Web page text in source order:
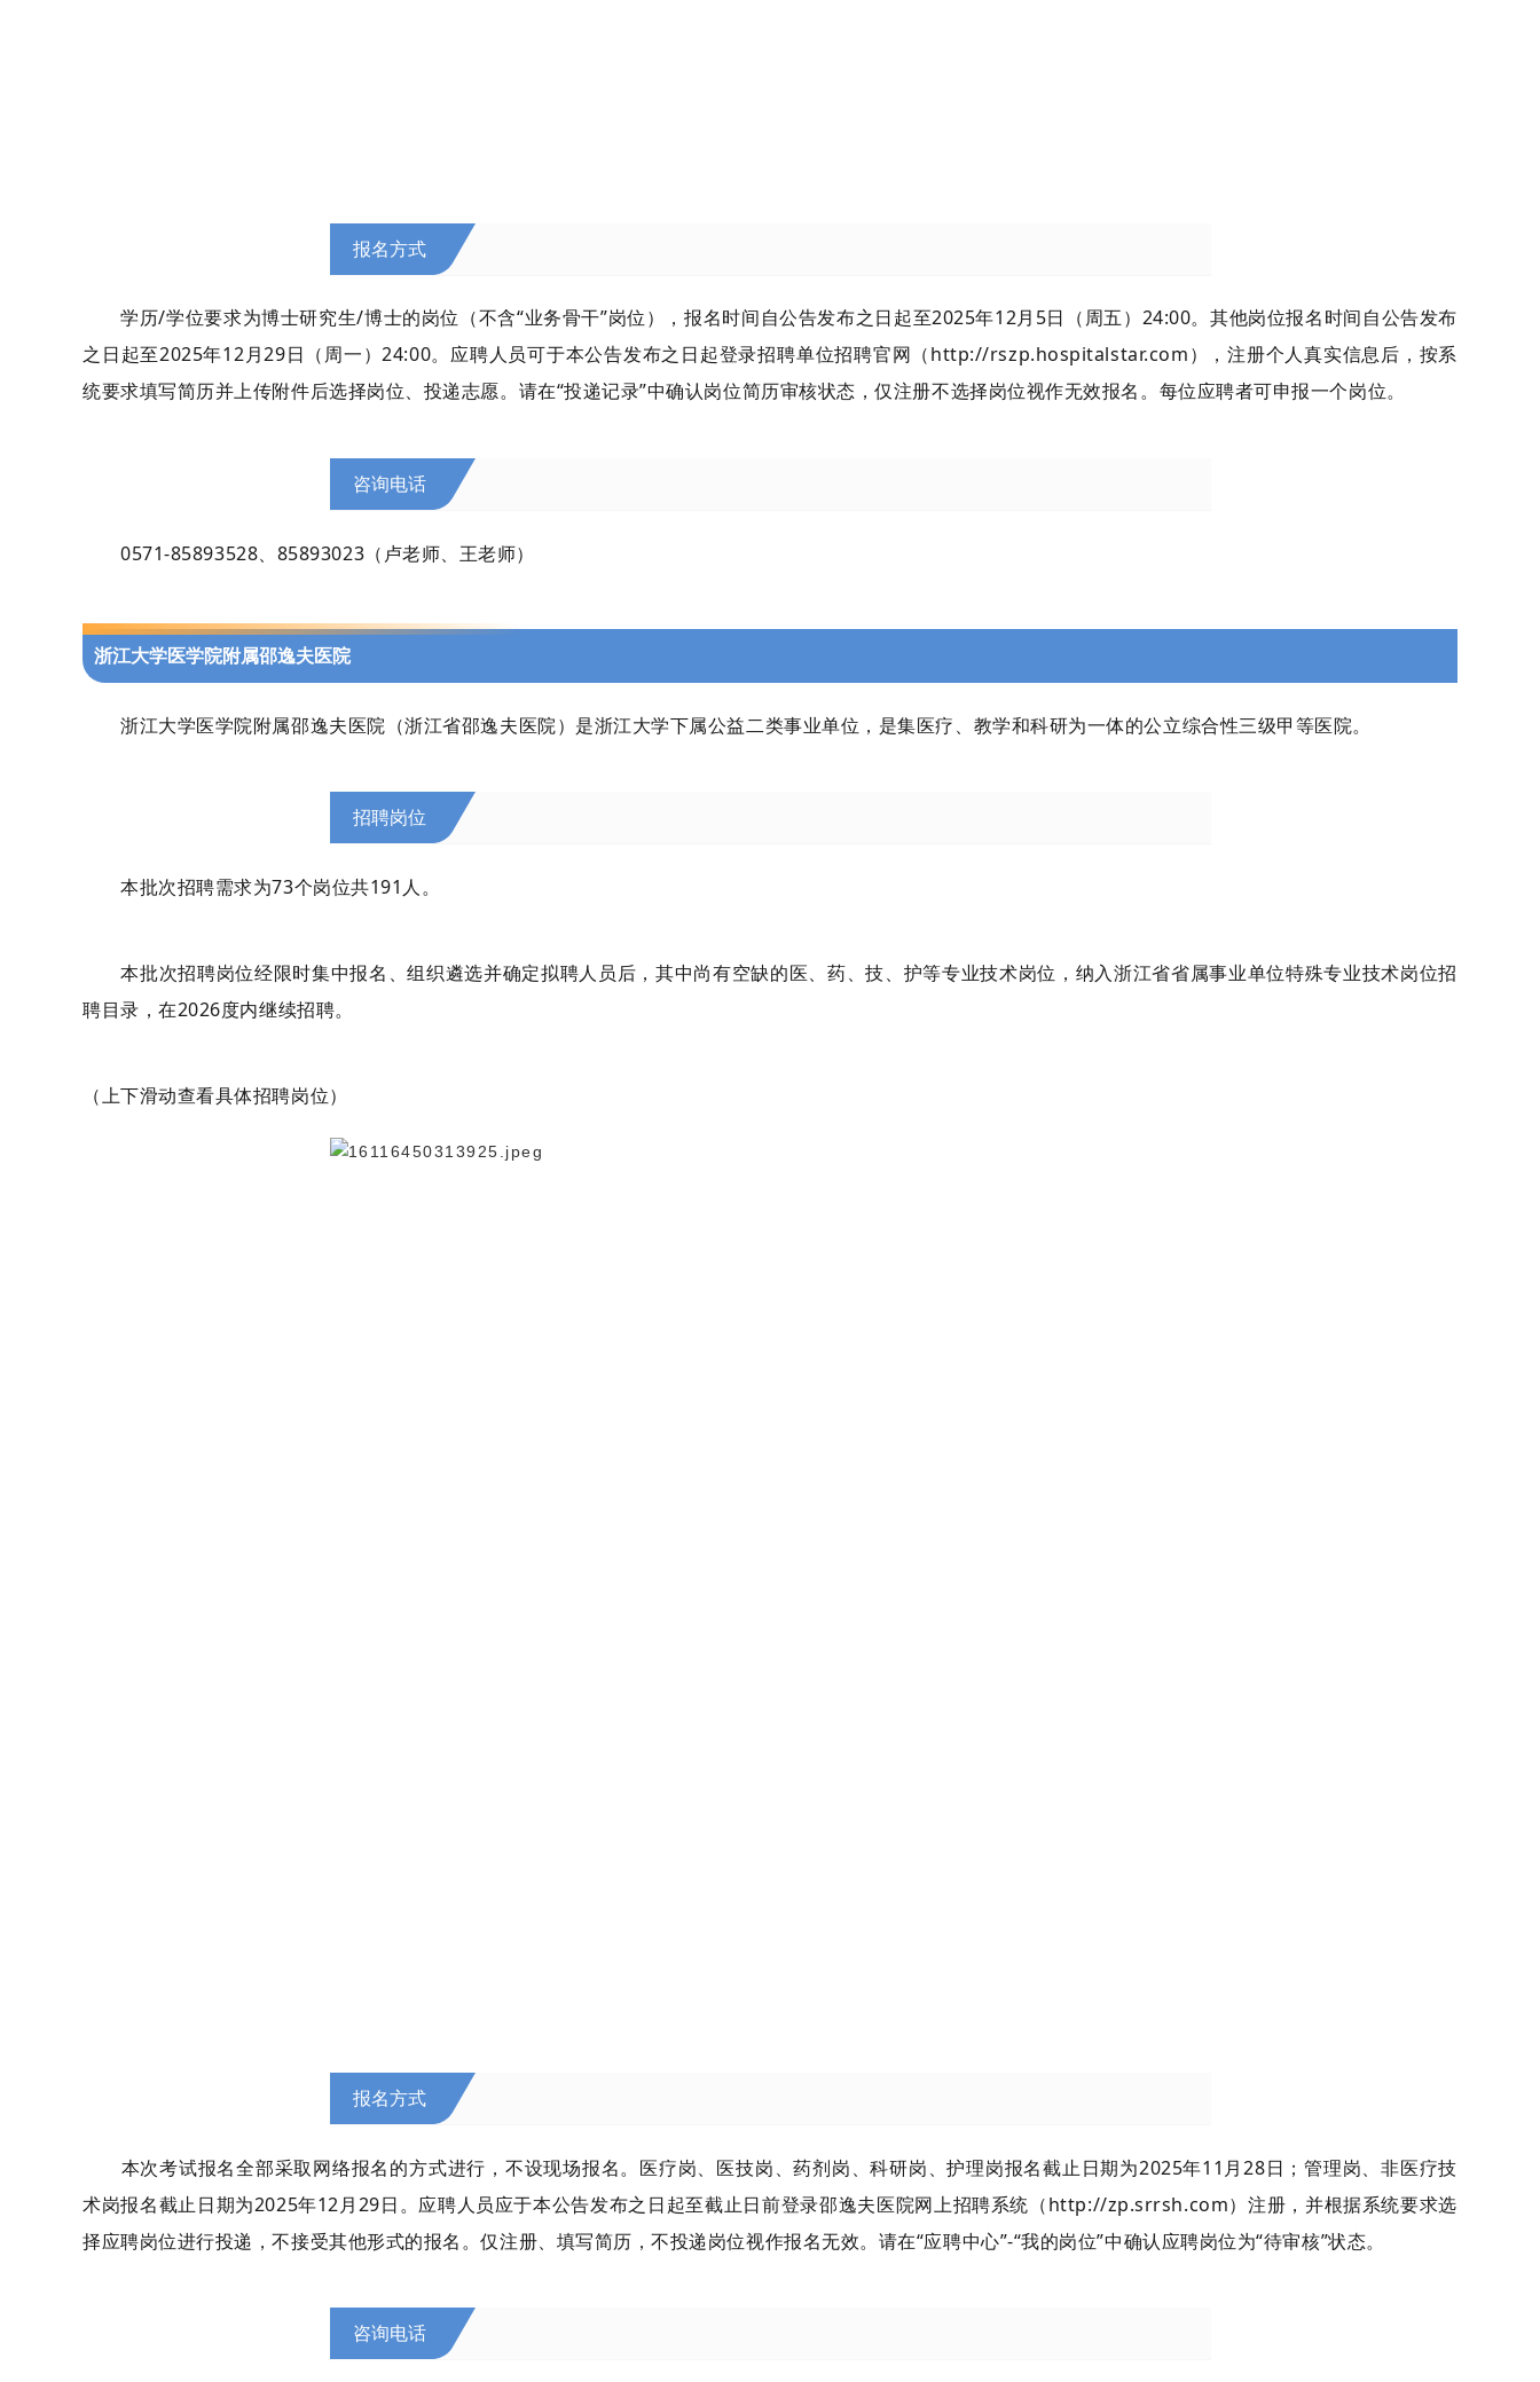
报名方式
学历/学位要求为博士研究生/博士的岗位（不含“业务骨干”岗位），报名时间自公告发布之日起至2025年12月5日（周五）24:00。其他岗位报名时间自公告发布
之日起至2025年12月29日（周一）24:00。应聘人员可于本公告发布之日起登录招聘单位招聘官网（http://rszp.hospitalstar.com），注册个人真实信息后，按系
统要求填写简历并上传附件后选择岗位、投递志愿。请在“投递记录”中确认岗位简历审核状态，仅注册不选择岗位视作无效报名。每位应聘者可申报一个岗位。
咨询电话
0571-85893528、85893023（卢老师、王老师）
浙江大学医学院附属邵逸夫医院
浙江大学医学院附属邵逸夫医院（浙江省邵逸夫医院）是浙江大学下属公益二类事业单位，是集医疗、教学和科研为一体的公立综合性三级甲等医院。
招聘岗位
本批次招聘需求为73个岗位共191人。
本批次招聘岗位经限时集中报名、组织遴选并确定拟聘人员后，其中尚有空缺的医、药、技、护等专业技术岗位，纳入浙江省省属事业单位特殊专业技术岗位招
聘目录，在2026度内继续招聘。
（上下滑动查看具体招聘岗位）
报名方式
本次考试报名全部采取网络报名的方式进行，不设现场报名。医疗岗、医技岗、药剂岗、科研岗、护理岗报名截止日期为2025年11月28日；管理岗、非医疗技
术岗报名截止日期为2025年12月29日。应聘人员应于本公告发布之日起至截止日前登录邵逸夫医院网上招聘系统（http://zp.srrsh.com）注册，并根据系统要求选
择应聘岗位进行投递，不接受其他形式的报名。仅注册、填写简历，不投递岗位视作报名无效。请在“应聘中心”-“我的岗位”中确认应聘岗位为“待审核”状态。
咨询电话